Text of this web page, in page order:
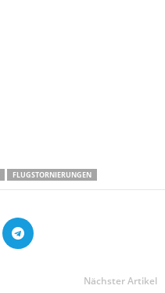
FLUGSTORNIERUNGEN
Nächster Artikel